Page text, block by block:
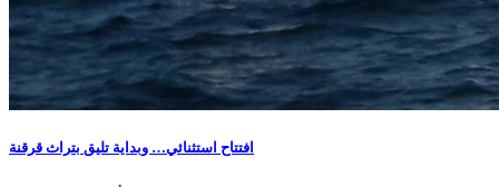
افتتاح استثنائي… وبداية تليق بتراث قرقنة